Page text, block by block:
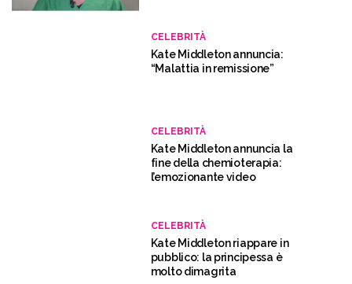
CELEBRITÀ
Kate Middleton annuncia:
“Malattia in remissione”
CELEBRITÀ
Kate Middleton annuncia la
fine della chemioterapia:
l’emozionante video
CELEBRITÀ
Kate Middleton riappare in
pubblico: la principessa è
molto dimagrita